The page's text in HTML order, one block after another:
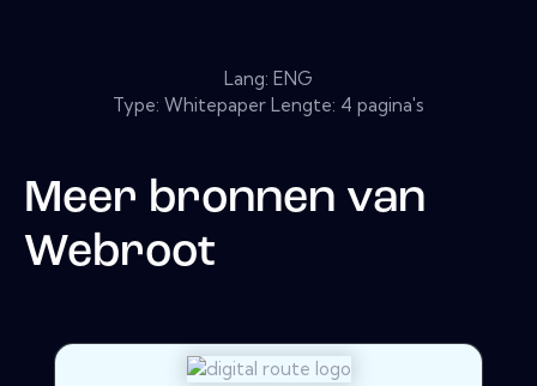
Lang: ENG
Type: Whitepaper Lengte: 4 pagina's
Meer bronnen van
Webroot